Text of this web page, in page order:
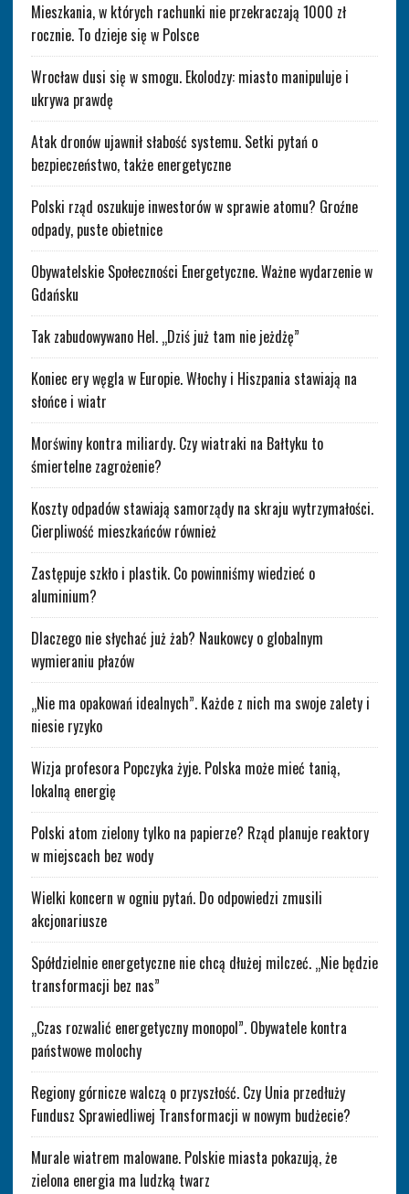
Mieszkania, w których rachunki nie przekraczają 1000 zł
rocznie. To dzieje się w Polsce
Wrocław dusi się w smogu. Ekolodzy: miasto manipuluje i
ukrywa prawdę
Atak dronów ujawnił słabość systemu. Setki pytań o
bezpieczeństwo, także energetyczne
Polski rząd oszukuje inwestorów w sprawie atomu? Groźne
odpady, puste obietnice
Obywatelskie Społeczności Energetyczne. Ważne wydarzenie w
Gdańsku
Tak zabudowywano Hel. „Dziś już tam nie jeżdżę”
Koniec ery węgla w Europie. Włochy i Hiszpania stawiają na
słońce i wiatr
Morświny kontra miliardy. Czy wiatraki na Bałtyku to
śmiertelne zagrożenie?
Koszty odpadów stawiają samorządy na skraju wytrzymałości.
Cierpliwość mieszkańców również
Zastępuje szkło i plastik. Co powinniśmy wiedzieć o
aluminium?
Dlaczego nie słychać już żab? Naukowcy o globalnym
wymieraniu płazów
„Nie ma opakowań idealnych”. Każde z nich ma swoje zalety i
niesie ryzyko
Wizja profesora Popczyka żyje. Polska może mieć tanią,
lokalną energię
Polski atom zielony tylko na papierze? Rząd planuje reaktory
w miejscach bez wody
Wielki koncern w ogniu pytań. Do odpowiedzi zmusili
akcjonariusze
Spółdzielnie energetyczne nie chcą dłużej milczeć. „Nie będzie
transformacji bez nas”
„Czas rozwalić energetyczny monopol”. Obywatele kontra
państwowe molochy
Regiony górnicze walczą o przyszłość. Czy Unia przedłuży
Fundusz Sprawiedliwej Transformacji w nowym budżecie?
Murale wiatrem malowane. Polskie miasta pokazują, że
zielona energia ma ludzką twarz